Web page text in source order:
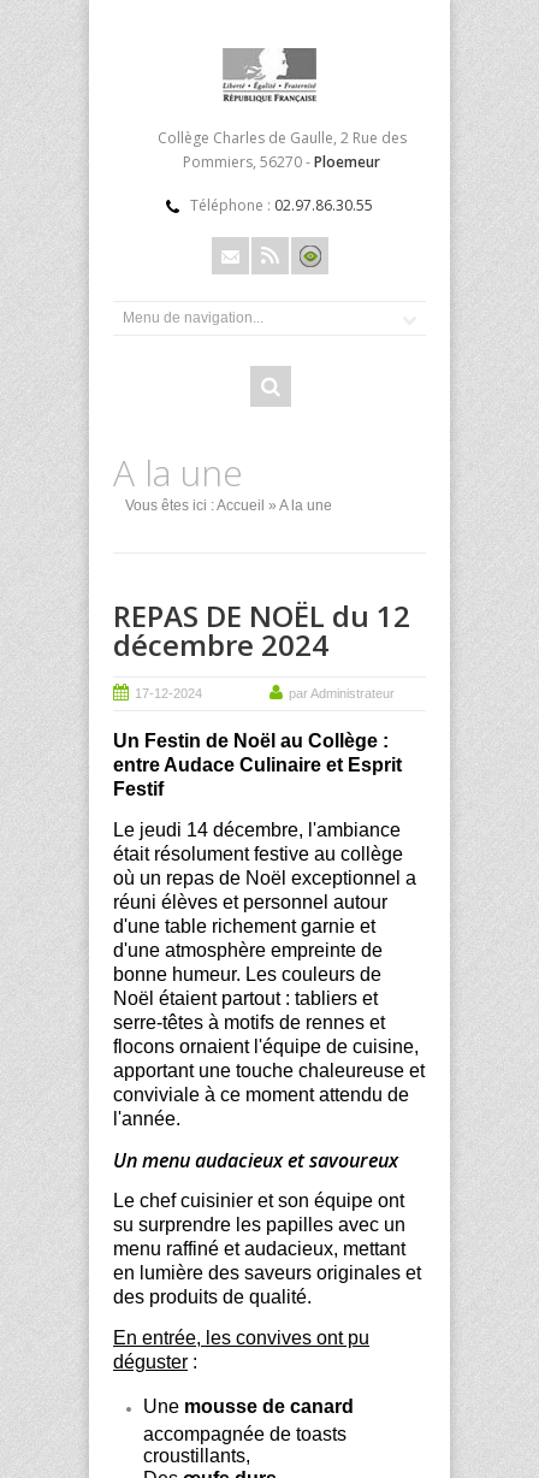
Collège Charles de Gaulle, 2 Rue des
Pommiers, 56270 -Ploemeur
Téléphone : 02.97.86.30.55
A la une
Vous êtes ici :Accueil » A la une
REPAS DE NOËL du 12
décembre 2024
17-12-2024 par Administrateur
Un Festin de Noël au Collège :
entre Audace Culinaire et Esprit
Festif
Le jeudi 14 décembre, l'ambiance
était résolument festive au collège
où un repas de Noël exceptionnel a
réuni élèves et personnel autour
d'une table richement garnie et
d'une atmosphère empreinte de
bonne humeur. Les couleurs de
Noël étaient partout : tabliers et
serre-têtes à motifs de rennes et
flocons ornaient l'équipe de cuisine,
apportant une touche chaleureuse et
conviviale à ce moment attendu de
l'année.
Un menu audacieux et savoureux
Le chef cuisinier et son équipe ont
su surprendre les papilles avec un
menu raffiné et audacieux, mettant
en lumière des saveurs originales et
des produits de qualité.
En entrée, les convives ont pu
déguster :
Une mousse de canard
accompagnée de toasts
croustillants,